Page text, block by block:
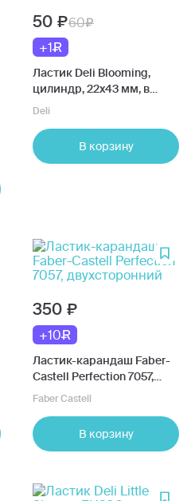
50
60
+1
Ластик Deli Blooming,
цилиндр, 22x43 мм, в
ассортименте
Deli
В корзину
350
+10
Ластик-карандаш Faber-
Castell Perfection 7057,
двухсторонний
Faber Castell
В корзину